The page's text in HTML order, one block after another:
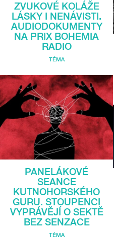
ZVUKOVÉ KOLÁŽE
LÁSKY I NENÁVISTI.
AUDIODOKUMENTY
NA PRIX BOHEMIA
RADIO
TÉMA
PANELÁKOVÉ
SEANCE
KUTNOHORSKÉHO
GURU. STOUPENCI
VYPRÁVĚJÍ O SEKTĚ
BEZ SENZACE
TÉMA